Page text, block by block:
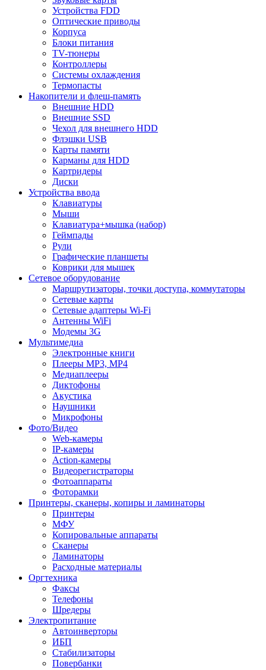
Устройства FDD
Оптические приводы
Корпуса
Блоки питания
TV-тюнеры
Контроллеры
Системы охлаждения
Термопасты
Накопители и флеш-память
Внешние HDD
Внешние SSD
Чехол для внешнего HDD
Флэшки USB
Карты памяти
Карманы для HDD
Картридеры
Диски
Устройства ввода
Клавиатуры
Мыши
Клавиатура+мышка (набор)
Геймпады
Рули
Графические планшеты
Коврики для мышек
Сетевое оборудование
Маршрутизаторы, точки доступа, коммутаторы
Сетевые карты
Сетевые адаптеры Wi-Fi
Антенны WiFi
Модемы 3G
Мультимедиа
Электронные книги
Плееры MP3, MP4
Медиаплееры
Диктофоны
Акустика
Наушники
Микрофоны
Фото/Видео
Web-камеры
IP-камеры
Action-камеры
Видеорегистраторы
Фотоаппараты
Фоторамки
Принтеры, сканеры, копиры и ламинаторы
Принтеры
МФУ
Копировальные аппараты
Сканеры
Ламинаторы
Расходные материалы
Оргтехника
Факсы
Телефоны
Шредеры
Электропитание
Автоинверторы
ИБП
Стабилизаторы
Повербанки